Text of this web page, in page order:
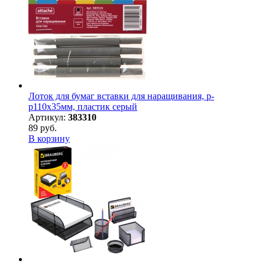
Лоток для бумаг вставки для наращивания, р-
р110х35мм, пластик серый
Артикул: 383310
89 руб.
В корзину